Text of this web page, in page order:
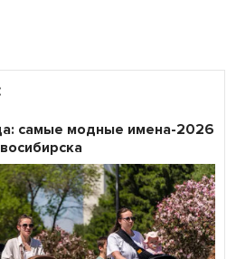
самые модные имена-2026